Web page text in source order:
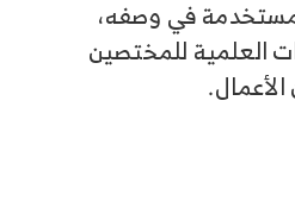
في وصفه،
العلمية للمختصين